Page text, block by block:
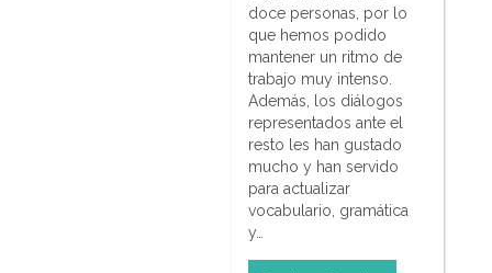
doce personas, por lo
que hemos podido
mantener un ritmo de
trabajo muy intenso.
Además, los diálogos
representados ante el
resto les han gustado
mucho y han servido
para actualizar
vocabulario, gramática
y…